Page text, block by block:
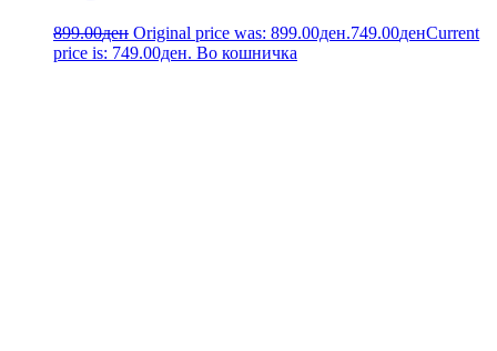
899.00ден Original price was: 899.00ден.749.00денCurrent
price is: 749.00ден. Во кошничка